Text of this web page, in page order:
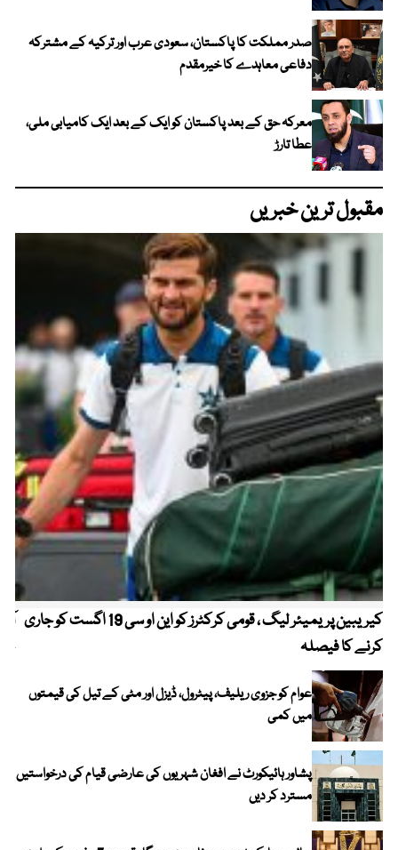
صدر مملکت کا پاکستان، سعودی عرب اور ترکیہ کے مشترکہ
دفاعی معاہدے کا خیرمقدم
معرکہ حق کے بعد پاکستان کو ایک کے بعد ایک کامیابی ملی،
عطا تارڑ
مقبول ترین خبریں
کیریبین پریمیئر لیگ ، قومی کرکٹرز کو این او سی 19 اگست کو جاری
کرنے کا فیصلہ
عوام کو جزوی ریلیف، پیٹرول، ڈیزل اور مٹی کے تیل کی قیمتوں
میں کمی
پشاور ہائیکورٹ نے افغان شہریوں کی عارضی قیام کی درخواستیں
مسترد کر دیں